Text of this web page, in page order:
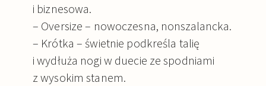
i biznesowa.
– Oversize – nowoczesna, nonszalancka.
– Krótka – świetnie podkreśla talię
i wydłuża nogi w duecie ze spodniami
z wysokim stanem.